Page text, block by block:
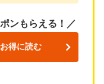
ンもらえる！／
得に読む